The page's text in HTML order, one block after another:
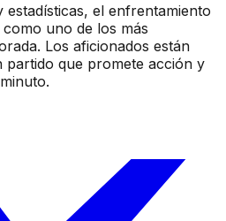
estadísticas, el enfrentamiento
uno de los más
Los aficionados están
partido que promete acción y